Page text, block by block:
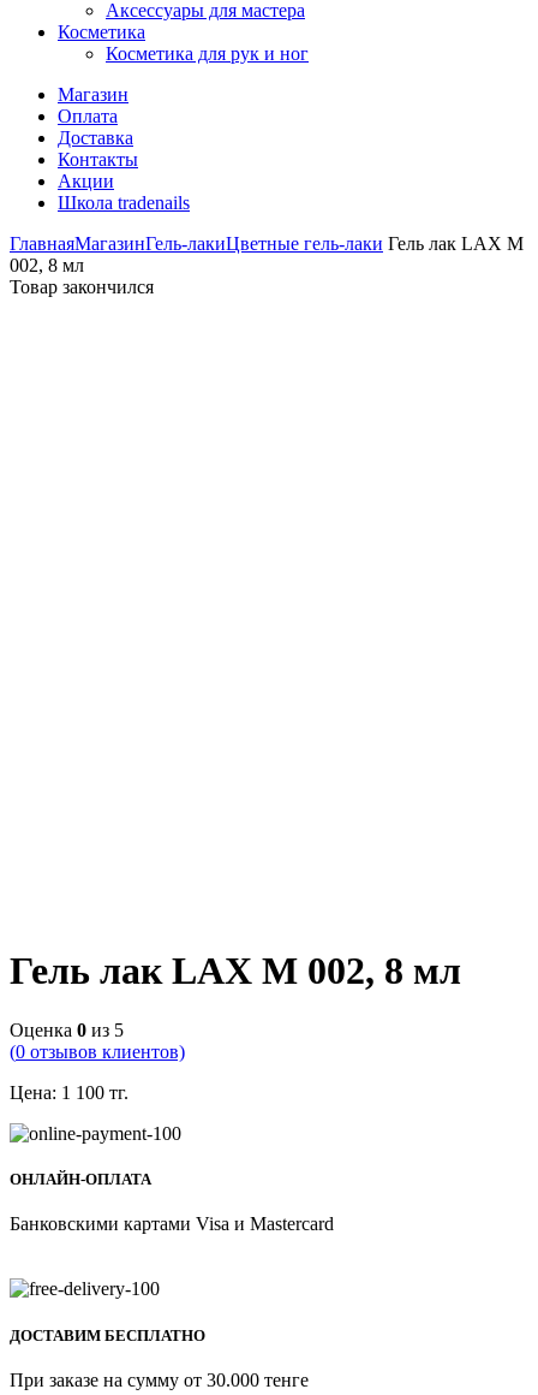
Аксессуары для мастера
Косметика
Косметика для рук и ног
Магазин
Оплата
Доставка
Контакты
Акции
Школа tradenails
ГлавнаяМагазинГель-лакиЦветные гель-лаки Гель лак LAX M
002, 8 мл
Товар закончился
Гель лак LAX M 002, 8 мл
Оценка 0 из 5
(0 отзывов клиентов)
Цена: 1 100 тг.
ОНЛАЙН-ОПЛАТА
Банковскими картами Visa и Mastercard
ДОСТАВИМ БЕСПЛАТНО
При заказе на сумму от 30.000 тенге